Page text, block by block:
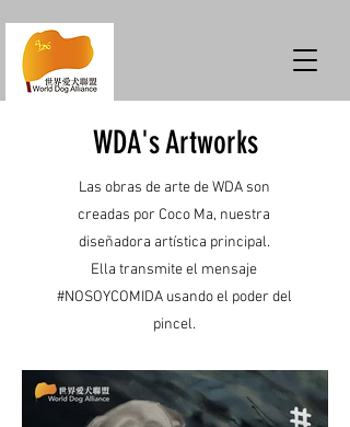
WDA's Artworks
Las obras de arte de WDA son
creadas por Coco Ma, nuestra
diseñadora artística principal.
Ella transmite el mensaje
#NOSOYCOMIDA usando el poder del
pincel.